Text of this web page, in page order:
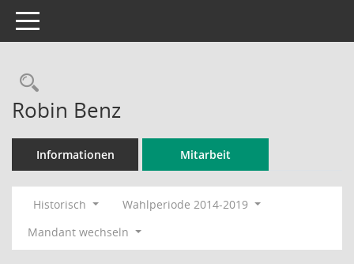
Toggle navigation
Rechercheauswahl
Robin Benz
Informationen Mitarbeit
Historisch
Wahlperiode 2014-2019
Mandant wechseln